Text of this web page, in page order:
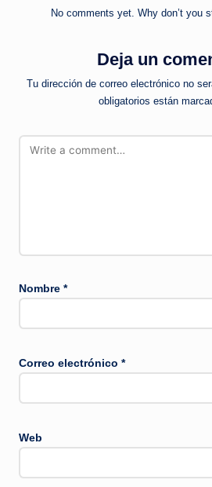
No comments yet. Why don’t you
Deja un
Tu dirección de correo electrónico no
obligatorios están
Nombre *
Correo electrónico *
Web